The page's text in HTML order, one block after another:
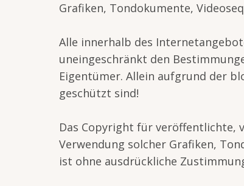
Grafiken, Tondokumente,
Alle innerhalb des
uneingeschränkt den
Eigentümer. Allein aufgrund der
geschützt sind!
Das Copyright für veröffentlichte,
Verwendung solcher Grafiken,
ist ohne ausdrückliche